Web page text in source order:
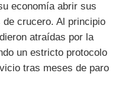
economía abrir sus
crucero. Al principio
atraídas por la
un estricto protocolo
tras meses de paro